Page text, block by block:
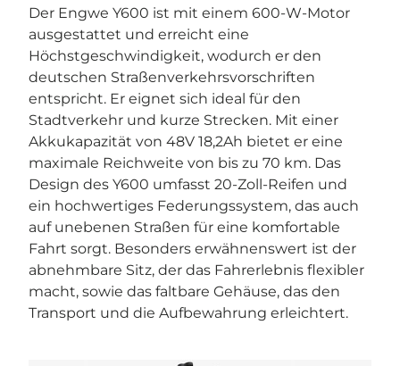
Der Engwe Y600 ist mit einem 600-W-Motor
ausgestattet und erreicht eine
Höchstgeschwindigkeit, wodurch er den
deutschen Straßenverkehrsvorschriften
entspricht. Er eignet sich ideal für den
Stadtverkehr und kurze Strecken. Mit einer
Akkukapazität von 48V 18,2Ah bietet er eine
maximale Reichweite von bis zu 70 km. Das
Design des Y600 umfasst 20-Zoll-Reifen und
ein hochwertiges Federungssystem, das auch
auf unebenen Straßen für eine komfortable
Fahrt sorgt. Besonders erwähnenswert ist der
abnehmbare Sitz, der das Fahrerlebnis flexibler
macht, sowie das faltbare Gehäuse, das den
Transport und die Aufbewahrung erleichtert.